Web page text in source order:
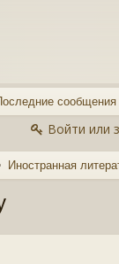
сообщения
Войти или
Иностранная